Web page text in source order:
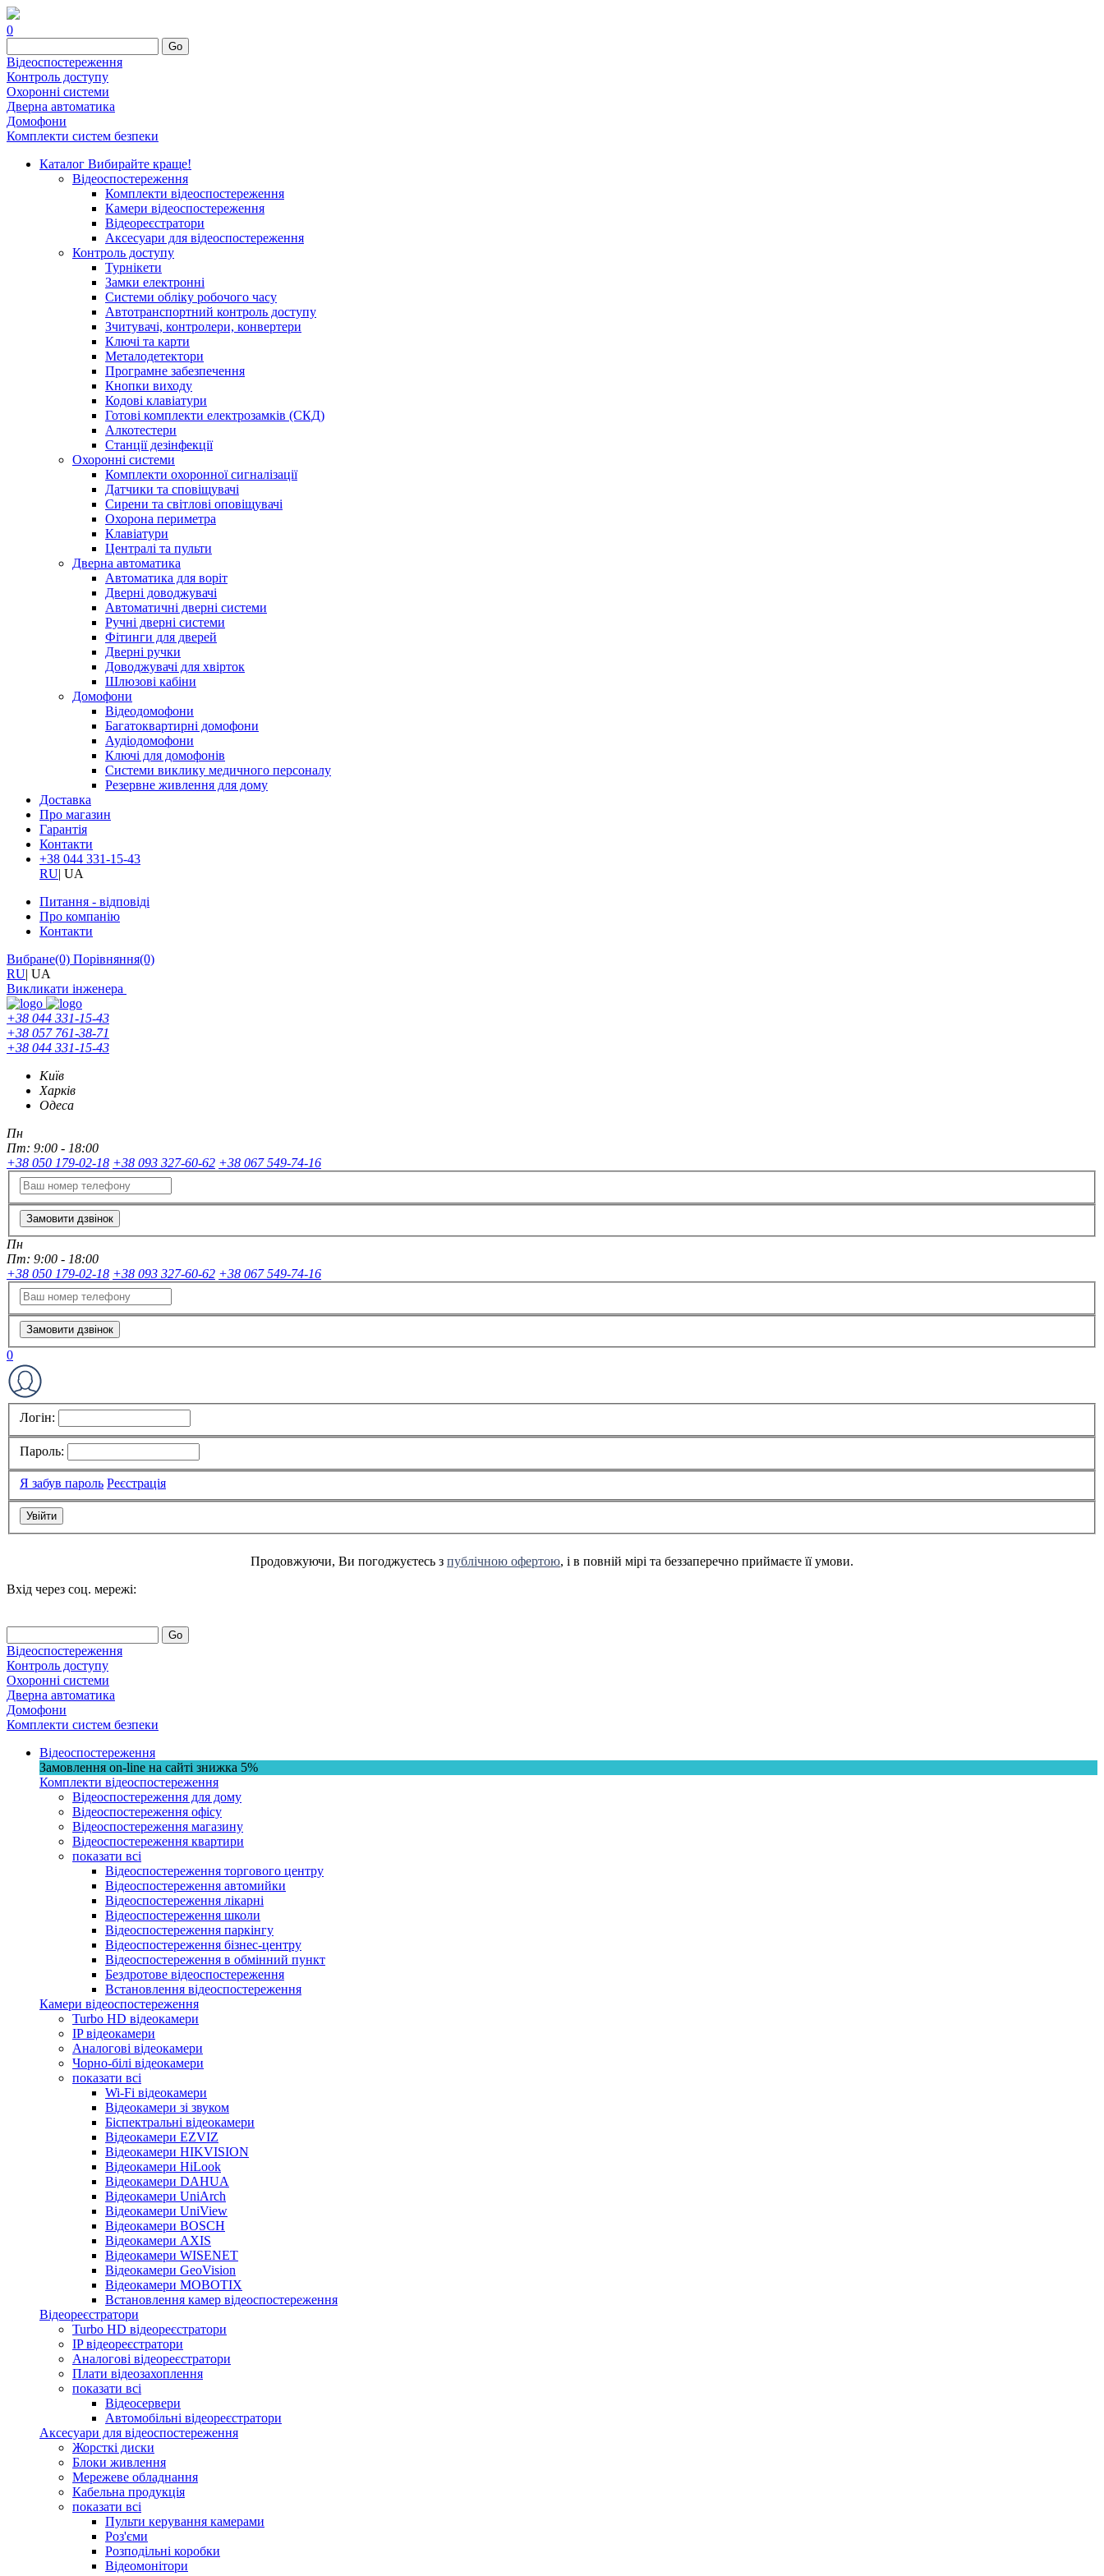
0
Go
Відеоспостереження
Контроль доступу
Охоронні системи
Дверна автоматика
Домофони
Комплекти систем безпеки
Каталог Вибирайте краще!
Відеоспостереження
Комплекти відеоспостереження
Камери відеоспостереження
Відеореєстратори
Аксесуари для відеоспостереження
Контроль доступу
Турнікети
Замки електронні
Системи обліку робочого часу
Автотранспортний контроль доступу
Зчитувачі, контролери, конвертери
Ключі та карти
Металодетектори
Програмне забезпечення
Кнопки виходу
Кодові клавіатури
Готові комплекти електрозамків (СКД)
Алкотестери
Станції дезінфекції
Охоронні системи
Комплекти охоронної сигналізації
Датчики та сповіщувачі
Сирени та світлові оповіщувачі
Охорона периметра
Клавіатури
Централі та пульти
Дверна автоматика
Автоматика для воріт
Дверні доводжувачі
Автоматичні дверні системи
Ручні дверні системи
Фітинги для дверей
Дверні ручки
Доводжувачі для хвірток
Шлюзові кабіни
Домофони
Відеодомофони
Багатоквартирні домофони
Аудіодомофони
Ключі для домофонів
Системи виклику медичного персоналу
Резервне живлення для дому
Доставка
Про магазин
Гарантія
Контакти
+38 044 331-15-43
RU| UA
Питання - відповіді
Про компанію
Контакти
Вибране(0) Порівняння(0)
RU| UA
Викликати інженера
+38 044 331-15-43
+38 057 761-38-71
+38 044 331-15-43
Київ
Харків
Одеса
Пн
Пт: 9:00 - 18:00
+38 050 179-02-18 +38 093 327-60-62 +38 067 549-74-16
Замовити дзвінок
Пн
Пт: 9:00 - 18:00
+38 050 179-02-18 +38 093 327-60-62 +38 067 549-74-16
Замовити дзвінок
0
Логін:
Пароль:
Я забув пароль Реєстрація
Продовжуючи, Ви погоджуєтесь з публічною офертою, і в повній мірі та беззаперечно приймаєте її умови.
Вхід через соц. мережі:
Go
Відеоспостереження
Контроль доступу
Охоронні системи
Дверна автоматика
Домофони
Комплекти систем безпеки
Відеоспостереження
Замовлення on-line на сайті знижка 5%
Комплекти відеоспостереження
Відеоспостереження для дому
Відеоспостереження офісу
Відеоспостереження магазину
Відеоспостереження квартири
показати всі
Відеоспостереження торгового центру
Відеоспостереження автомийки
Відеоспостереження лікарні
Відеоспостереження школи
Відеоспостереження паркінгу
Відеоспостереження бізнес-центру
Відеоспостереження в обмінний пункт
Бездротове відеоспостереження
Встановлення відеоспостереження
Камери відеоспостереження
Turbo HD відеокамери
IP відеокамери
Аналогові відеокамери
Чорно-білі відеокамери
показати всі
Wi-Fi відеокамери
Відеокамери зі звуком
Біспектральні відеокамери
Відеокамери EZVIZ
Відеокамери HIKVISION
Відеокамери HiLook
Відеокамери DAHUA
Відеокамери UniArch
Відеокамери UniView
Відеокамери BOSCH
Відеокамери AXIS
Відеокамери WISENET
Відеокамери GeoVision
Відеокамери MOBOTIX
Встановлення камер відеоспостереження
Відеореєстратори
Turbo HD відеореєстратори
IP відеореєстратори
Аналогові відеореєстратори
Плати відеозахоплення
показати всі
Відеосервери
Автомобільні відеореєстратори
Аксесуари для відеоспостереження
Жорсткі диски
Блоки живлення
Мережеве обладнання
Кабельна продукція
показати всі
Пульти керування камерами
Роз'єми
Розподільні коробки
Відеомонітори